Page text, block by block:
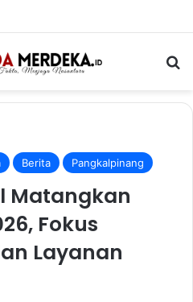
Berita Pangkalpinang
Matangkan
Fokus
Layanan